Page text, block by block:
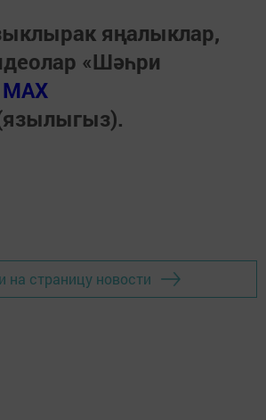
яңалыклар,
«Шәһри
MAX
на страницу новости